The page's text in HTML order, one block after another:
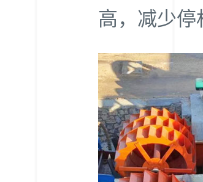
高，减少停